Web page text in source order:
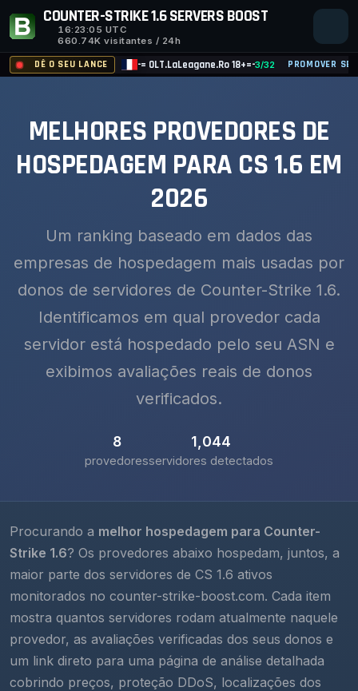
COUNTER-STRIKE 1.6 SERVERS BOOST
16:23:06 UTC
660.74K visitantes / 24h
DÊ O SEU LANCE -= OLT.LaLeagane.Ro 18+=-3/32 PROMOVER
MELHORES PROVEDORES DE
HOSPEDAGEM PARA CS 1.6 EM
2026
Um ranking baseado em dados das
empresas de hospedagem mais usadas por
donos de servidores de Counter-Strike 1.6.
Identificamos em qual provedor cada
servidor está hospedado pelo seu ASN e
exibimos avaliações reais de donos
verificados.
8
provedores
1,044
servidores detectados
Procurando a melhor hospedagem para Counter-
Strike 1.6? Os provedores abaixo hospedam, juntos, a
maior parte dos servidores de CS 1.6 ativos
monitorados no counter-strike-boost.com. Cada item
mostra quantos servidores rodam atualmente naquele
provedor, as avaliações verificadas dos seus donos e
um link direto para uma página de análise detalhada
cobrindo preços, proteção DDoS, localizações dos